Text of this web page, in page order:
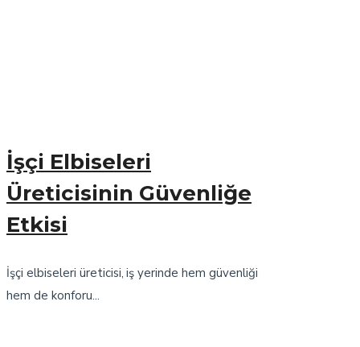
İşçi Elbiseleri
Üreticisinin Güvenliğe
Etkisi
İşçi elbiseleri üreticisi, iş yerinde hem güvenliği
hem de konforu...